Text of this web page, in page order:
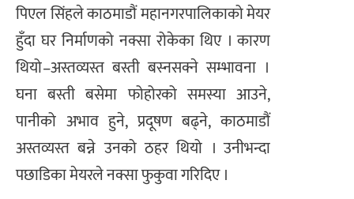
पिएल सिंहले काठमाडौं महानगरपालिकाको मेयर
हुँदा घर निर्माणको नक्सा रोकेका थिए । कारण
थियो–अस्तव्यस्त बस्ती बस्नसक्ने सम्भावना ।
घना बस्ती बसेमा फोहोरको समस्या आउने,
पानीको अभाव हुने, प्रदूषण बढ्ने, काठमाडौं
अस्तव्यस्त बन्ने उनको ठहर थियो । उनीभन्दा
पछाडिका मेयरले नक्सा फुकुवा गरिदिए ।